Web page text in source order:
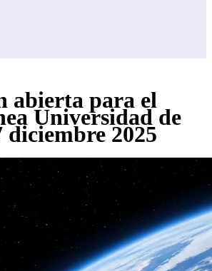
abierta para el
Universidad de
2025